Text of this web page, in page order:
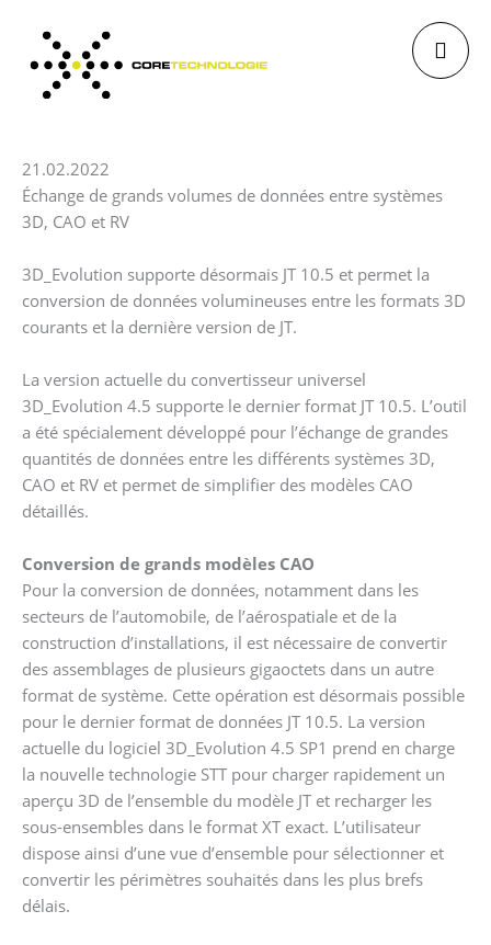
contenu
21.02.2022
Échange de grands volumes de données entre systèmes
3D, CAO et RV
3D_Evolution supporte désormais JT 10.5 et permet la
conversion de données volumineuses entre les formats 3D
courants et la dernière version de JT.
La version actuelle du convertisseur universel
3D_Evolution 4.5 supporte le dernier format JT 10.5. L’outil
a été spécialement développé pour l’échange de grandes
quantités de données entre les différents systèmes 3D,
CAO et RV et permet de simplifier des modèles CAO
détaillés.
Conversion de grands modèles CAO
Pour la conversion de données, notamment dans les
secteurs de l’automobile, de l’aérospatiale et de la
construction d’installations, il est nécessaire de convertir
des assemblages de plusieurs gigaoctets dans un autre
format de système. Cette opération est désormais possible
pour le dernier format de données JT 10.5. La version
actuelle du logiciel 3D_Evolution 4.5 SP1 prend en charge
la nouvelle technologie STT pour charger rapidement un
aperçu 3D de l’ensemble du modèle JT et recharger les
sous-ensembles dans le format XT exact. L’utilisateur
dispose ainsi d’une vue d’ensemble pour sélectionner et
convertir les périmètres souhaités dans les plus brefs
délais.